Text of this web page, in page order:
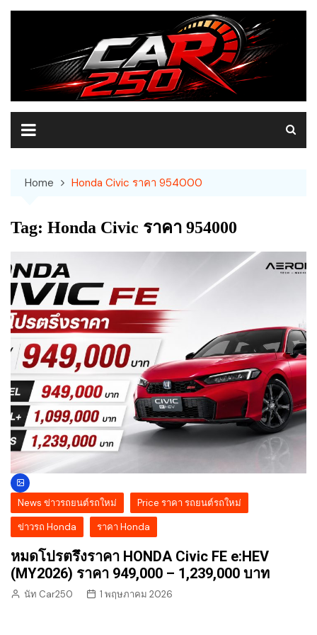
Skip
Home Honda Civic ราคา 954000
Tag: Honda Civic ราคา 954000
News ข่าวรถยนต์รถใหม่
Price ราคา รถยนต์รถใหม่
ข่าวรถ Honda
ราคา Honda
หมดโปรตรึงราคา HONDA Civic FE e:HEV
(MY2026) ราคา 949,000 – 1,239,000 บาท
นัท Car250 1 พฤษภาคม 2026